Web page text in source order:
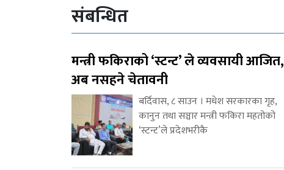
संबन्धित
मन्त्री फकिराको ‘स्टन्ट’ ले व्यवसायी आजित,
अब नसहने चेतावनी
बर्दिवास, ८ साउन । मधेश सरकारका गृह,
कानुन तथा सञ्चार मन्त्री फकिरा महतोको
‘स्टन्ट’ले प्रदेशभरीकै